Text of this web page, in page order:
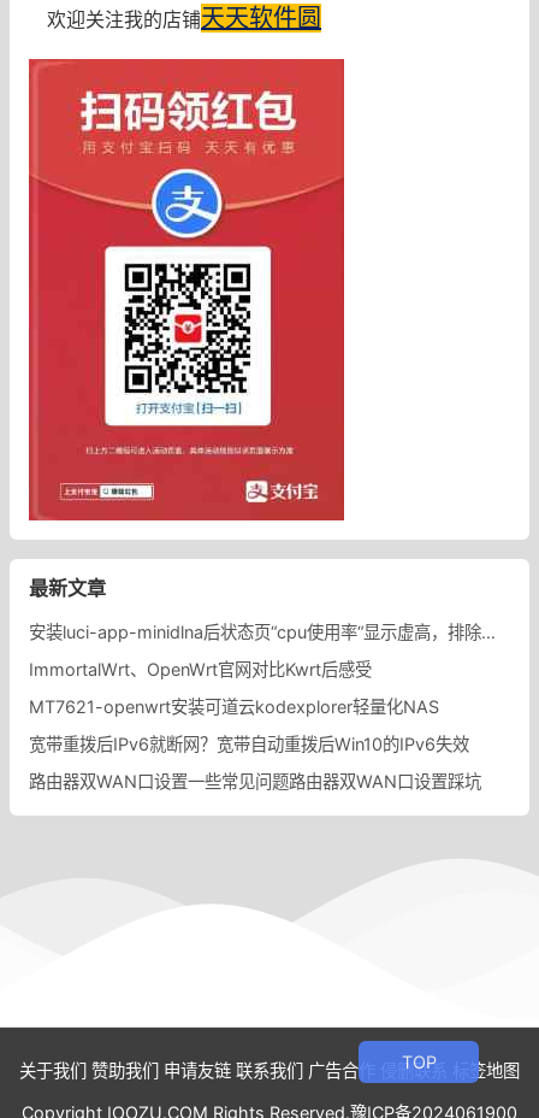
欢迎关注我的店铺天天软件圆
最新文章
安装luci-app-minidlna后状态页“cpu使用率“显示虚高，排除过程记录。
ImmortalWrt、OpenWrt官网对比Kwrt后感受
MT7621-openwrt安装可道云kodexplorer轻量化NAS
宽带重拨后IPv6就断网？宽带自动重拨后Win10的IPv6失效
路由器双WAN口设置一些常见问题路由器双WAN口设置踩坑
关于我们 赞助我们 申请友链 联系我们 广告合作 侵删联系 标签地图
Copyright IOOZU.COM Rights Reserved.豫ICP备2024061900